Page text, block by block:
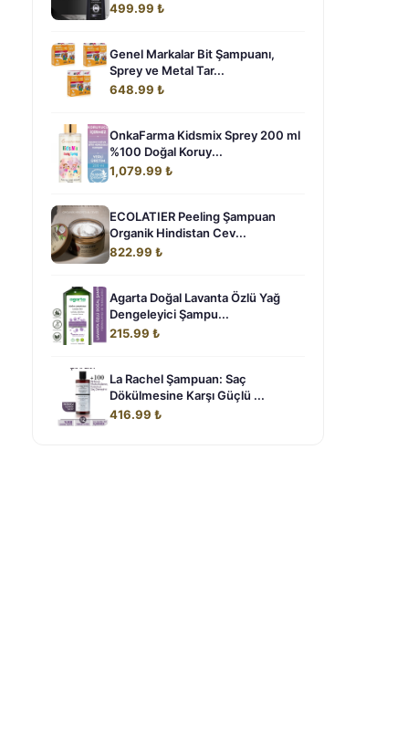
499.99 ₺
Genel Markalar Bit Şampuanı,
Sprey ve Metal Tar...
648.99 ₺
OnkaFarma Kidsmix Sprey 200 ml
%100 Doğal Koruy...
1,079.99 ₺
ECOLATIER Peeling Şampuan
Organik Hindistan Cev...
822.99 ₺
Agarta Doğal Lavanta Özlü Yağ
Dengeleyici Şampu...
215.99 ₺
La Rachel Şampuan: Saç
Dökülmesine Karşı Güçlü ...
416.99 ₺